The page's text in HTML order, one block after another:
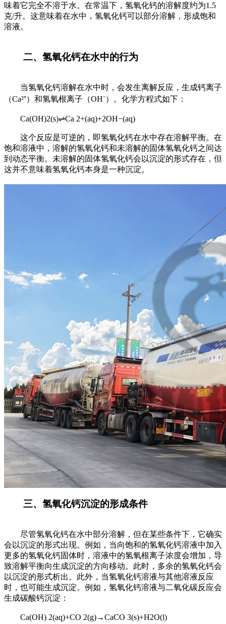
味着它完全不溶于水。在常温下，氢氧化钙的溶解度约为1.5
克/升。这意味着在水中，氢氧化钙可以部分溶解，形成饱和
溶液。
二、氢氧化钙在水中的行为
当氢氧化钙溶解在水中时，会发生离解反应，生成钙离子
（Ca²⁺）和氢氧根离子（OH⁻）。化学方程式如下：
Ca(OH)2(s)⇌Ca 2+(aq)+2OH−(aq)
这个反应是可逆的，即氢氧化钙在水中存在溶解平衡。在
饱和溶液中，溶解的氢氧化钙和未溶解的固体氢氧化钙之间达
到动态平衡。未溶解的固体氢氧化钙会以沉淀的形式存在，但
这并不意味着氢氧化钙本身是一种沉淀。
三、氢氧化钙沉淀的形成条件
尽管氢氧化钙在水中部分溶解，但在某些条件下，它确实
会以沉淀的形式出现。例如，当向饱和的氢氧化钙溶液中加入
更多的氢氧化钙固体时，溶液中的氢氧根离子浓度会增加，导
致溶解平衡向生成沉淀的方向移动。此时，多余的氢氧化钙会
以沉淀的形式析出。此外，当氢氧化钙溶液与其他溶液反应
时，也可能生成沉淀。例如，氢氧化钙溶液与二氧化碳反应会
生成碳酸钙沉淀：
Ca(OH) 2(aq)+CO 2(g)→CaCO 3(s)+H2O(l)